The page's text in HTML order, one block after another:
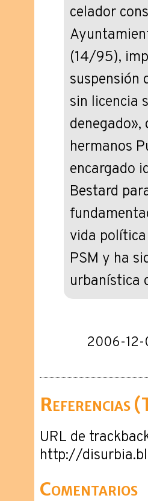
celador
(14/95),
suspensión
sin licencia
hermanos
encargado
Bestard
vida
PSM y ha
urbanística
2006-12-
Referencias
URL de
http://
Comentarios